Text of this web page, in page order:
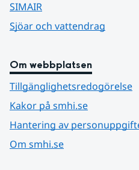
SIMAIR
Sjöar och vattendrag
Om webbplatsen
Tillgänglighetsredogörelse
Kakor på smhi.se
Hantering av
Om smhi.se